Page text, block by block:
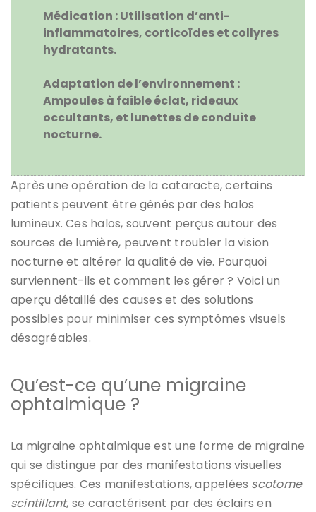
Médication :Utilisation d’anti-
inflammatoires, corticoïdes et collyres
hydratants.
Adaptation de l’environnement :
Ampoules à faible éclat, rideaux
occultants, et lunettes de conduite
nocturne.
Après une opération de la cataracte, certains
patients peuvent être gênés par des halos
lumineux. Ces halos, souvent perçus autour des
sources de lumière, peuvent troubler la vision
nocturne et altérer la qualité de vie. Pourquoi
surviennent-ils et comment les gérer ? Voici un
aperçu détaillé des causes et des solutions
possibles pour minimiser ces symptômes visuels
désagréables.
Qu’est-ce qu’une migraine
ophtalmique ?
La migraine ophtalmique est une forme de migraine
qui se distingue par des manifestations visuelles
spécifiques. Ces manifestations, appelées scotome
scintillant, se caractérisent par des éclairs en